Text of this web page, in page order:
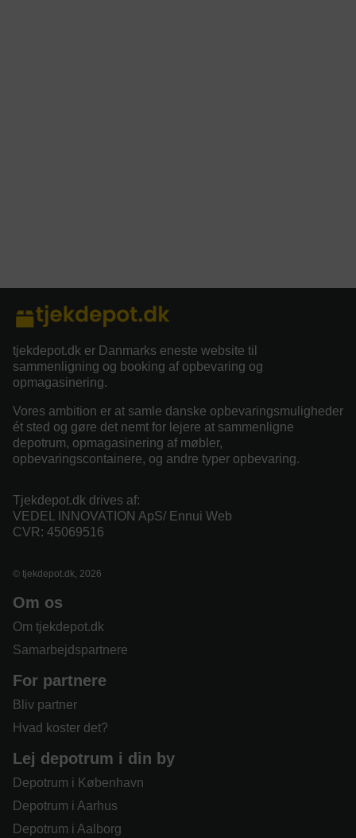
tjekdepot.dk er Danmarks eneste website til
sammenligning og booking af opbevaring og
opmagasinering.
Vores ambition er at samle danske opbevaringsmuligheder
ét sted og gøre det nemt for lejere at sammenligne
depotrum, opmagasinering af møbler,
opbevaringscontainere, og andre typer opbevaring.
Tjekdepot.dk drives af:
VEDEL INNOVATION ApS/ Ennui Web
CVR: 45069516
© tjekdepot.dk, 2026
Om os
Om tjekdepot.dk
Samarbejdspartnere
For partnere
Bliv partner
Hvad koster det?
Lej depotrum i din by
Depotrum i København
Depotrum i Aarhus
Depotrum i Aalborg